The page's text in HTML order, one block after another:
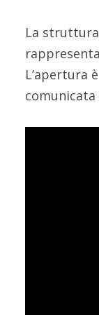
La
L’apertura